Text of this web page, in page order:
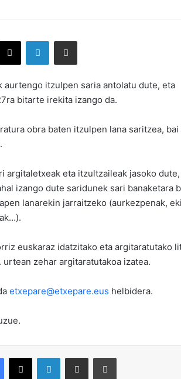
aurtengo itzulpen saria antolatu dute, eta
bitarte irekita izango da.
obra baten itzulpen lana saritzea, bai
argitaletxeak eta itzultzaileak jasoko
izango dute saridunek sari banaketara
lanarekin jarraitzeko (aurkezpenak,
euskaraz idatzitako eta argitaratutako
zehar argitaratutakoa izatea.
etxepare@etxepare.eus helbidera.